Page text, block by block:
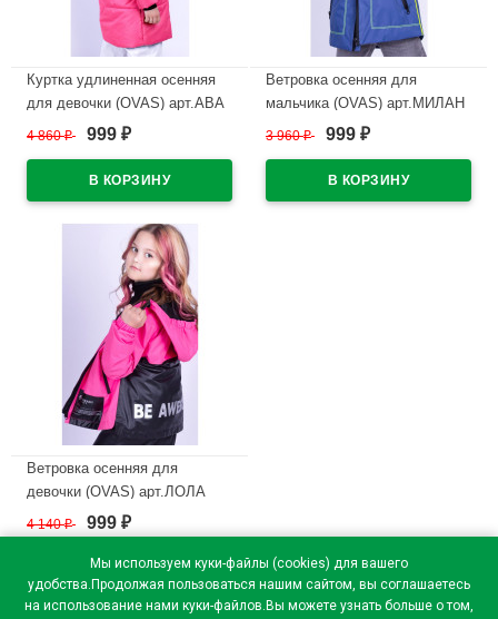
Мы используем куки-файлы (cookies) для вашего
удобства.Продолжая пользоваться нашим сайтом, вы соглашаетесь
на использование нами куки-файлов.Вы можете узнать больше о том,
Куртка удлиненная осенняя
для девочки (OVAS) арт.АВА
размерный ряд 32/122-36/140
4 860₽ 999 ₽
Ветровка осенняя для
мальчика (OVAS) арт.МИЛАН
размерный ряд 28/98-30/116
3 960₽ 999 ₽
Ветровка осенняя для
девочки (OVAS) арт.ЛОЛА
размер размерный ряд 28/98-
30/116 цвет фуксия
В наличии
4 140₽ 999 ₽